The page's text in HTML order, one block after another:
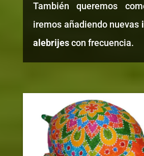
También queremos
iremos añadiendo nuevas
alebrijescon frecuencia.